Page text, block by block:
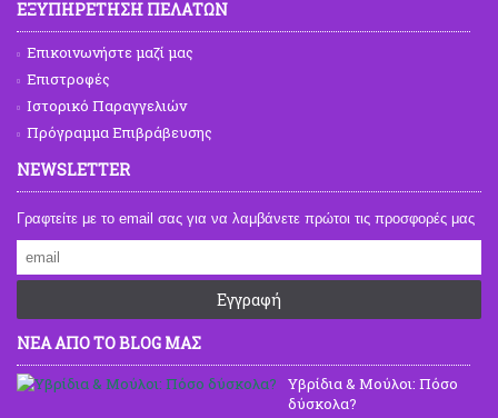
ΕΞΥΠΗΡΕΤΗΣΗ ΠΕΛΑΤΩΝ
Επικοινωνήστε μαζί μας
Επιστροφές
Ιστορικό Παραγγελιών
Πρόγραμμα Επιβράβευσης
NEWSLETTER
Γραφτείτε με το email σας για να λαμβάνετε πρώτοι τις προσφορές μας
Εγγραφή
ΝΕΑ ΑΠΟ ΤΟ BLOG ΜΑΣ
Υβρίδια & Μούλοι: Πόσο
δύσκολα?